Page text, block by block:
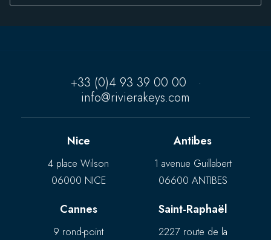
+33 (0)4 93 39 00 00
·
info@rivierakeys.com
Nice
4 place Wilson
06000 NICE
Antibes
1 avenue Guillabert
06600 ANTIBES
Cannes
9 rond-point
Saint-Raphaël
2227 route de la